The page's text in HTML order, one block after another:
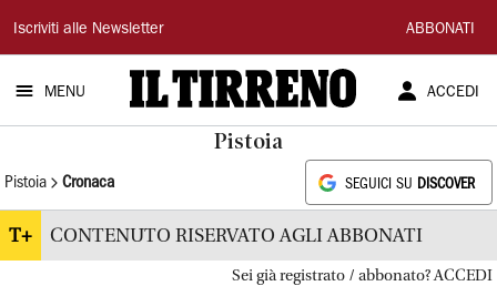
Il
Tirreno
Iscriviti alle Newsletter ABBONATI
MENU ACCEDI
Pistoia
Pistoia Cronaca SEGUICI SU DISCOVER
T+ CONTENUTO RISERVATO AGLI ABBONATI
Sei già registrato / abbonato? ACCEDI